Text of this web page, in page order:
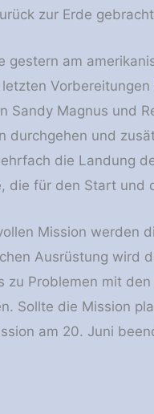
zur Erde
gestern am
Sandy Magnus und
durchgehen und
die Landung
die für den Start
Mission werden
Ausrüstung wird
zu Problemen mit
Sollte die Mission
am 20. Juni